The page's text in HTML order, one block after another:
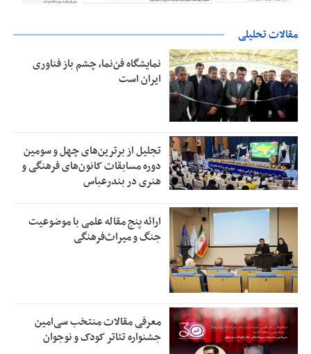
مقالات تحلیلی
نمایشگاه فن‌نما، چشم باز فناوری
ایران است
تجلیل از بر‌ترین‌های چهل و سومین
دوره مسابقات کانون‌های فرهنگی و
هنری در بندرعباس
ارائه پنج مقاله علمی با موضوعیت
جنگ و میراث‌فرهنگی
معرفی مقالات منتخب سی‌امین
جشنواره تئاتر کودک و نوجوان